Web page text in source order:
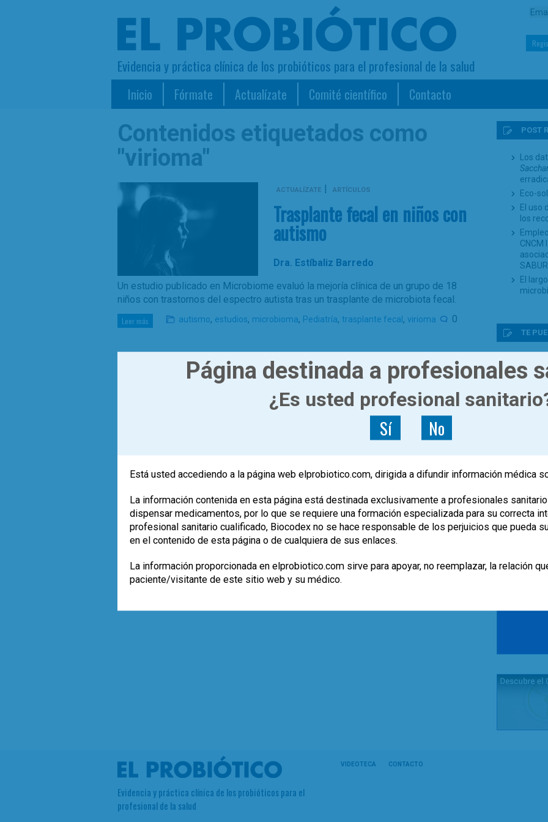
Evidencia y práctica clínica de los probióticos para el profesional de la salud
Inicio Fórmate Actualízate Comité científico Contacto
Contenidos etiquetados como
"virioma"
ACTUALÍZATE | ARTÍCULOS
Trasplante fecal en niños con
autismo
Dra. Estíbaliz Barredo
Un estudio publicado en Microbiome evaluó la mejoría clínica de un grupo de 18
niños con trastornos del espectro autista tras un trasplante de microbiota fecal.
Leer más autismo, estudios, microbioma, Pediatría, trasplante fecal, virioma 0
ACTUALÍZATE | ARTÍCULOS
El viroma intestinal humano
El microbioma intestinal de cada persona tiene alrededor de 6.000 genes de tipo
Hay virus que pueden otorgar beneficios funcionales a las bacterias al integrarse en
su cromosoma.
Leer más microbiota,virioma 0
POST
Los
Eco-
El uso
los
CNCM
El
TE
¿Son
los
Nace
de
Evidencia y práctica clínica de los probióticos para el
profesional de la salud
VIDEOTECA CONTACTO
Página destinada a profesionales
¿Es usted profesional
Sí No
Está usted accediendo a la página web elprobiotico.com, dirigida a difundir información médica
La información contenida en esta página está destinada exclusivamente a profesionales
dispensar medicamentos, por lo que se requiere una formación especializada para su correcta
profesional sanitario cualificado, Biocodex no se hace responsable de los perjuicios que pueda
en el contenido de esta página o de cualquiera de sus enlaces.
La información proporcionada en elprobiotico.com sirve para apoyar, no reemplazar, la relación
paciente/visitante de este sitio web y su médico.